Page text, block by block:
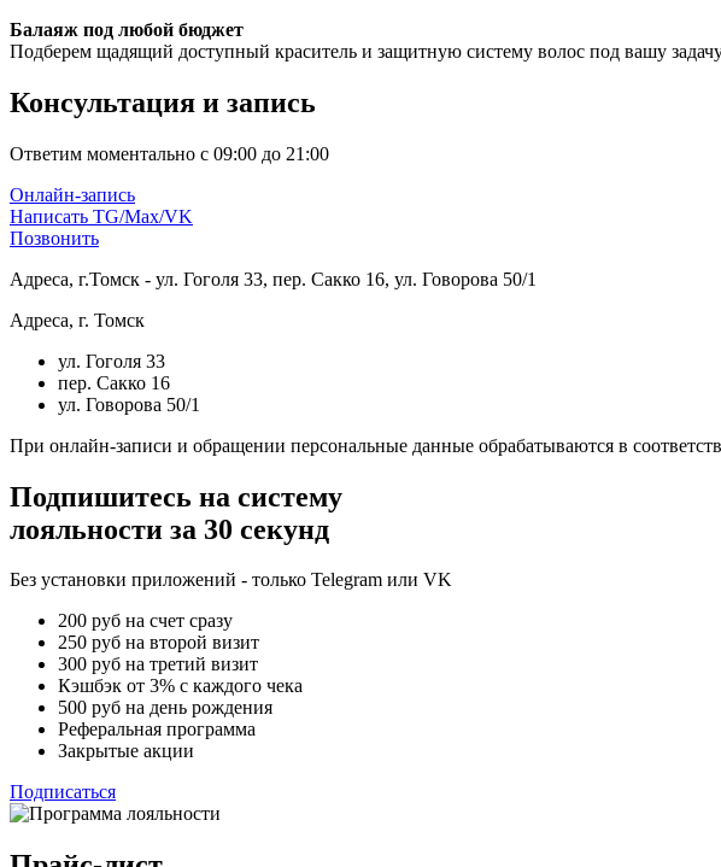
Балаяж под любой бюджет
Подберем щадящий доступный краситель и защитную систему волос под вашу
Консультация и запись
Ответим моментально с 09:00 до 21:00
Онлайн-запись
Написать TG/Max/VK
Позвонить
Адреса, г.Томск - ул. Гоголя 33, пер. Сакко 16, ул. Говорова 50/1
Адреса, г. Томск
ул. Гоголя 33
пер. Сакко 16
ул. Говорова 50/1
При онлайн-записи и обращении персональные данные обрабатываются в
Подпишитесь на систему
лояльности за 30 секунд
Без установки приложений - только Telegram или VK
200 руб на счет сразу
250 руб на второй визит
300 руб на третий визит
Кэшбэк от 3% с каждого чека
500 руб на день рождения
Реферальная программа
Закрытые акции
Подписаться